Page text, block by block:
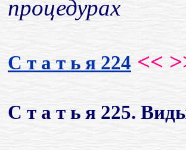
процедурах
С т а т ь я 224 <<
С т а т ь я 225.